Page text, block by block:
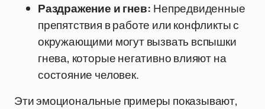
Раздражение и гнев: Непредвиденные
препятствия в работе или конфликты с
окружающими могут вызвать вспышки
гнева, которые негативно влияют на
состояние человек.
Эти эмоциональные примеры показывают,